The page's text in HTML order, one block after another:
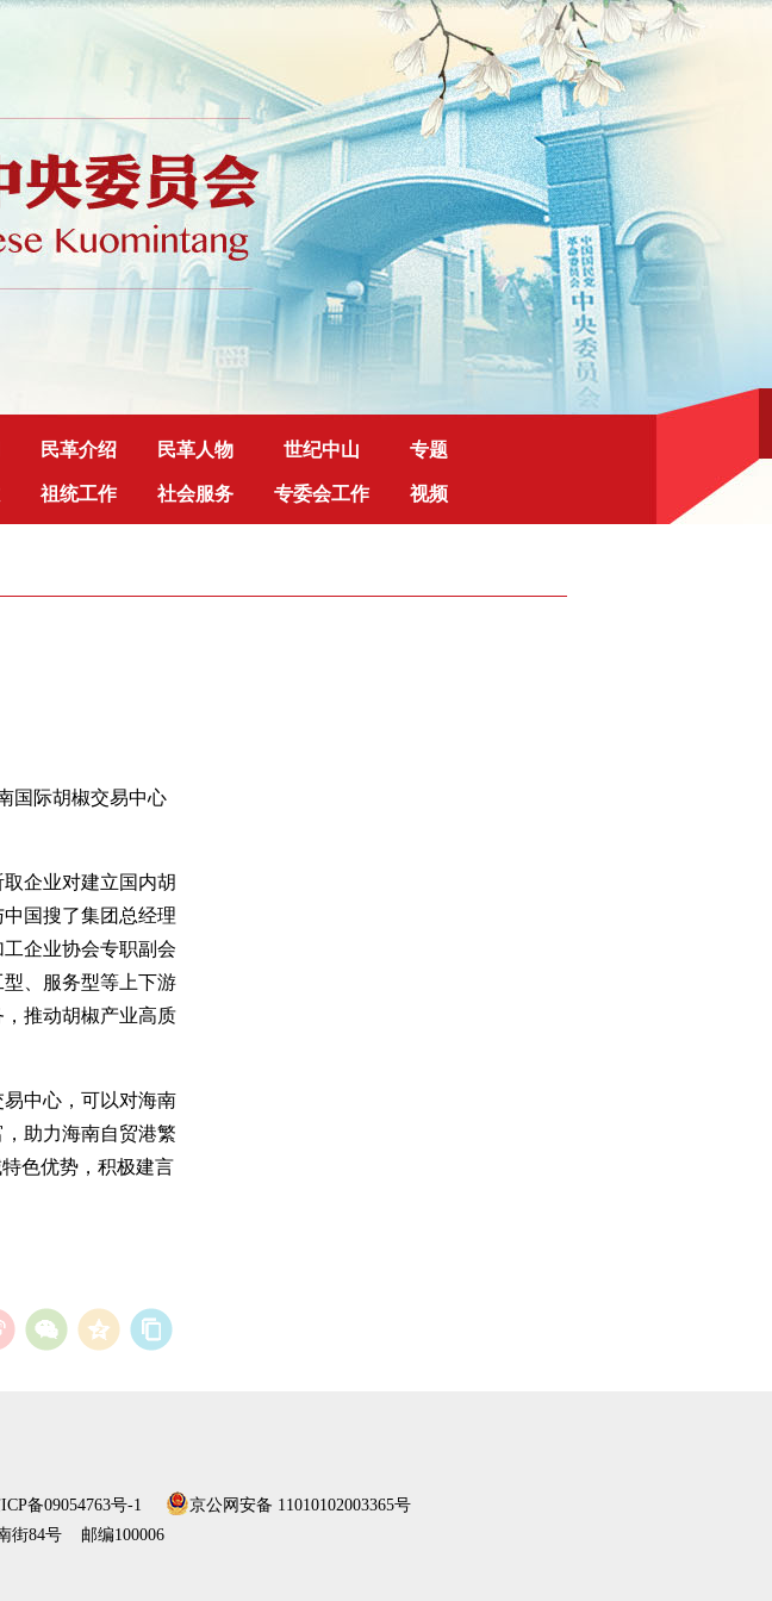
民革介绍 民革人物 世纪中山 专题
祖统工作 社会服务 专委会工作 视频
国际胡椒交易中心
企业对建立国内胡
国搜了集团总经理
企业协会专职副会
、服务型等上下游
推动胡椒产业高质
中心，可以对海南
助力海南自贸港繁
色优势，积极建言
备09054763号-1
京公网安备 11010102003365号
街84号 邮编100006